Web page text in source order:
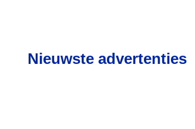
Nieuwste advertenties